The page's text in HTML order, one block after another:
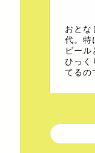
おと
代。特
ビール
ひっく
てるの